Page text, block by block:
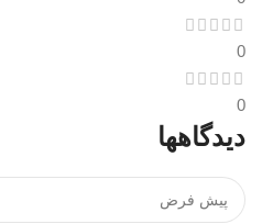
0
0
دیدگاهها